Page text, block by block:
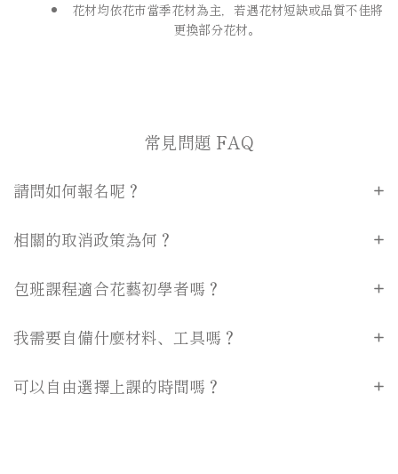
花材均依花市當季花材為主，若遇花材短缺或品質不佳將
更換部分花材。
常見問題 FAQ
請問如何報名呢？
相關的取消政策為何？
包班課程適合花藝初學者嗎？
我需要自備什麼材料、工具嗎？
可以自由選擇上課的時間嗎？